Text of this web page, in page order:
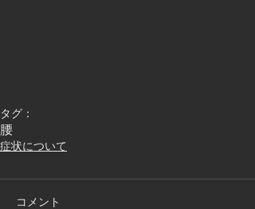
タグ：
腰
症状について
コメント